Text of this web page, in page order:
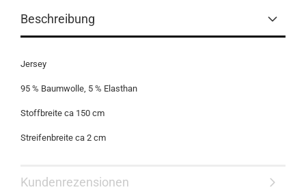
Beschreibung
Jersey
95 % Baumwolle, 5 % Elasthan
Stoffbreite ca 150 cm
Streifenbreite ca 2 cm
Kundenrezensionen